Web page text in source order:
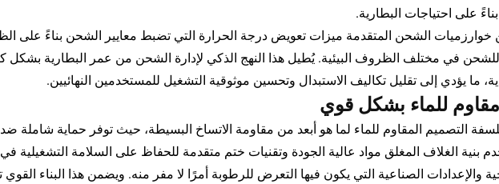
بناءً على احتياجات البطارية.
خوارزميات الشحن المتقدمة ميزات تعويض درجة الحرارة التي تضبط معايير الشحن بناءً على
للشحن في مختلف الظروف البيئية. يُطيل هذا النهج الذكي لإدارة الشحن من عمر البطارية بشكل
ما يؤدي إلى تقليل تكاليف الاستبدال وتحسين موثوقية التشغيل للمستخدمين النهائيين.
مقاوم للماء بشكل قوي
التصميم المقاوم للماء لما هو أبعد من مقاومة الاتساخ البسيطة، حيث توفر حماية شاملة ضد
بنية الغلاف المغلق مواد عالية الجودة وتقنيات ختم متقدمة للحفاظ على السلامة التشغيلية في
والإعدادات الصناعية التي يكون فيها التعرض للرطوبة أمرًا لا مفر منه. ويضمن هذا البناء